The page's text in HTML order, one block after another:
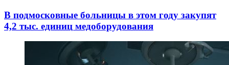
В подмосковные больницы в этом году закупят
4,2 тыс. единиц медоборудования